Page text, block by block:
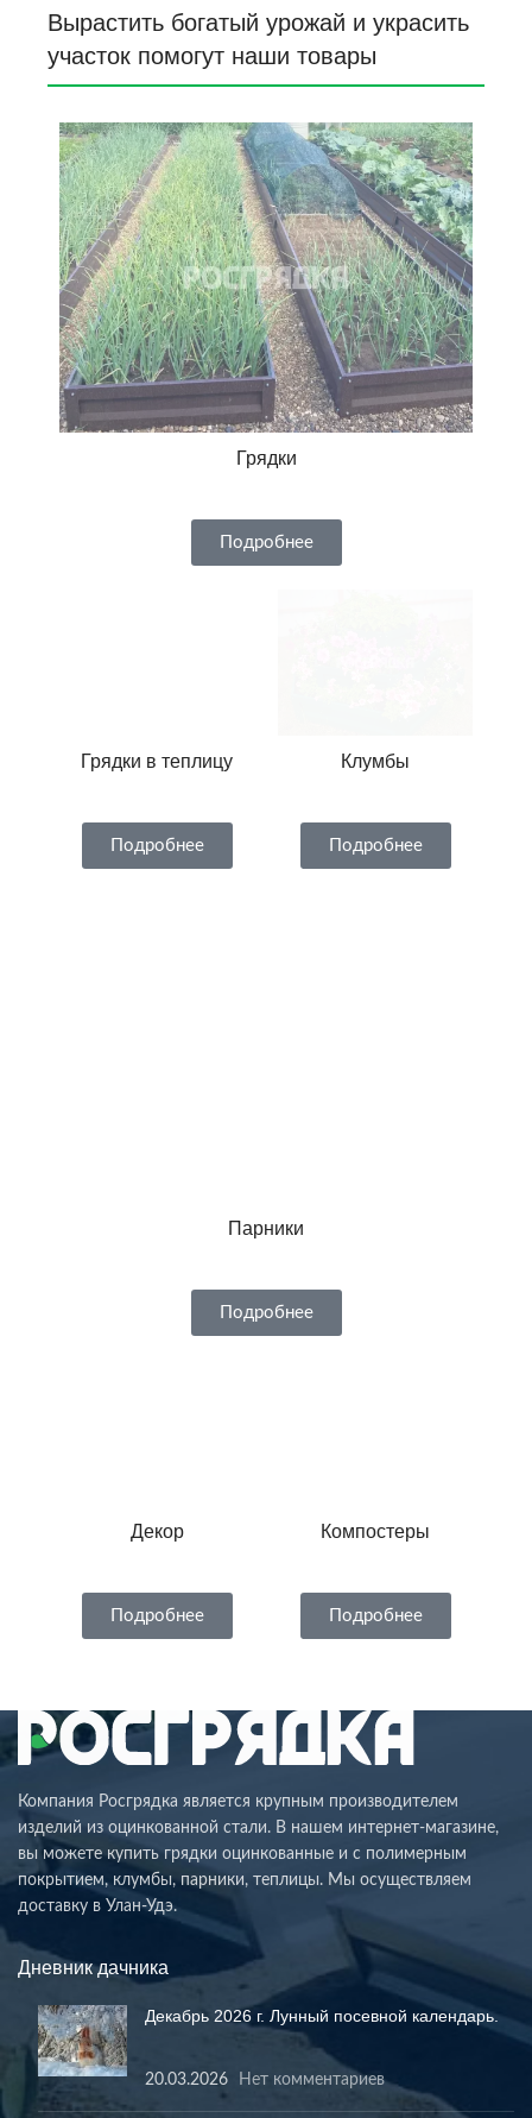
Вырастить богатый урожай и украсить
участок помогут наши товары
Грядки
Подробнее
Грядки в теплицу
Подробнее
Клумбы
Подробнее
Парники
Подробнее
Декор
Подробнее
Компостеры
Подробнее
Компания Росгрядка является крупным производителем
изделий из оцинкованной стали. В нашем интернет-магазине,
вы можете купить грядки оцинкованные и с полимерным
покрытием, клумбы, парники, теплицы. Мы осуществляем
доставку в Улан-Удэ.
Дневник дачника
Декабрь 2026 г. Лунный посевной календарь.
20.03.2026 Нет комментариев